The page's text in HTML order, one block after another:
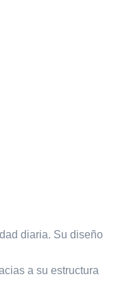
diaria. Su diseño
a su estructura